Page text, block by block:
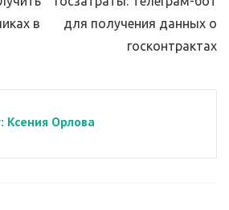
в
для получения данных о
госконтрактах
Ксения Орлова